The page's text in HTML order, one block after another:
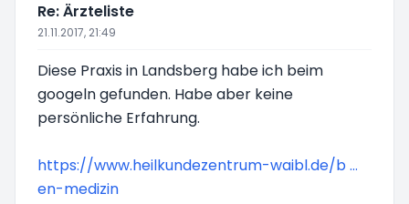
Re: Ärzteliste
21.11.2017, 21:49
Diese Praxis in Landsberg habe ich beim
googeln gefunden. Habe aber keine
persönliche Erfahrung.
https://www.heilkundezentrum-waibl.de/b ...
en-medizin